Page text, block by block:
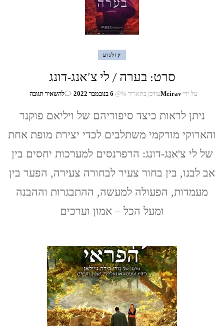
קולנוע
סרט: בערה / לי צ'אנג-דונג
על-ידי Meiravעודכן בתאריך %@ 6 בנובמבר 2022 להשאיר תגובהבנושא
בערה
/
לי
ניתן לראות כיצד סיפוריהם של ויליאם פוקנר
והארוקי מורקמי משתלבים לכדי יצירת מופת אחת
של לי צ'אנג-דונג: הרפרנסים למערכות יחסים בין
אב לבנו, בין בחור צעיר לבחורה צעירה, הפער בין
מעמדות, הפעולה למעשה, ההתבגרות וההבנה
ומעל הכל – אמון וערכים